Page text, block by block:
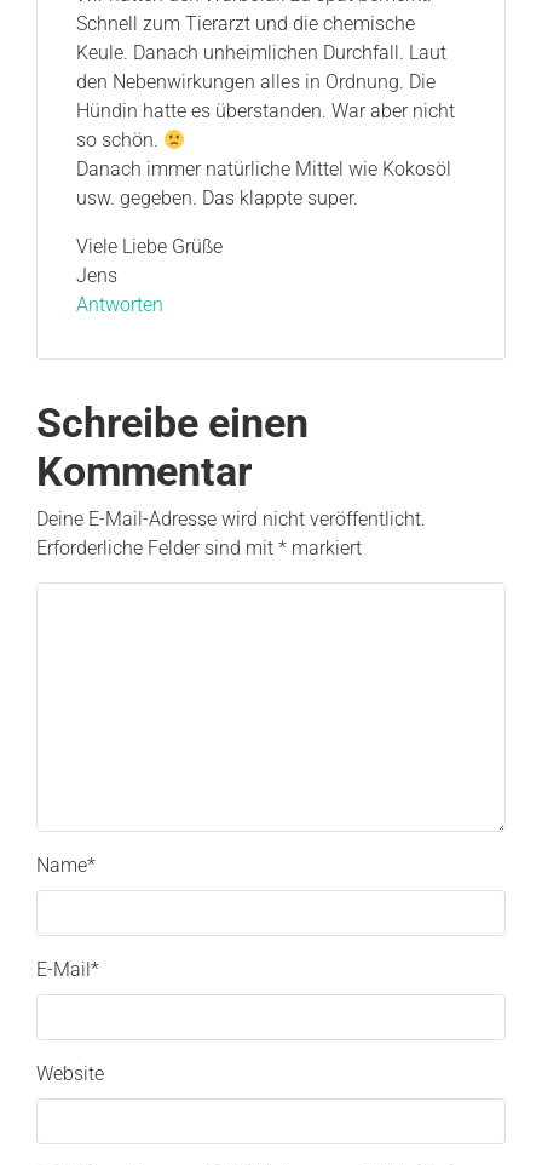
Schnell zum Tierarzt und die chemische
Keule. Danach unheimlichen Durchfall. Laut
den Nebenwirkungen alles in Ordnung. Die
Hündin hatte es überstanden. War aber nicht
so schön.
Danach immer natürliche Mittel wie Kokosöl
usw. gegeben. Das klappte super.
Viele Liebe Grüße
Jens
Antworten
Schreibe einen
Kommentar
Deine E-Mail-Adresse wird nicht veröffentlicht.
Erforderliche Felder sind mit * markiert
Name*
E-Mail*
Website